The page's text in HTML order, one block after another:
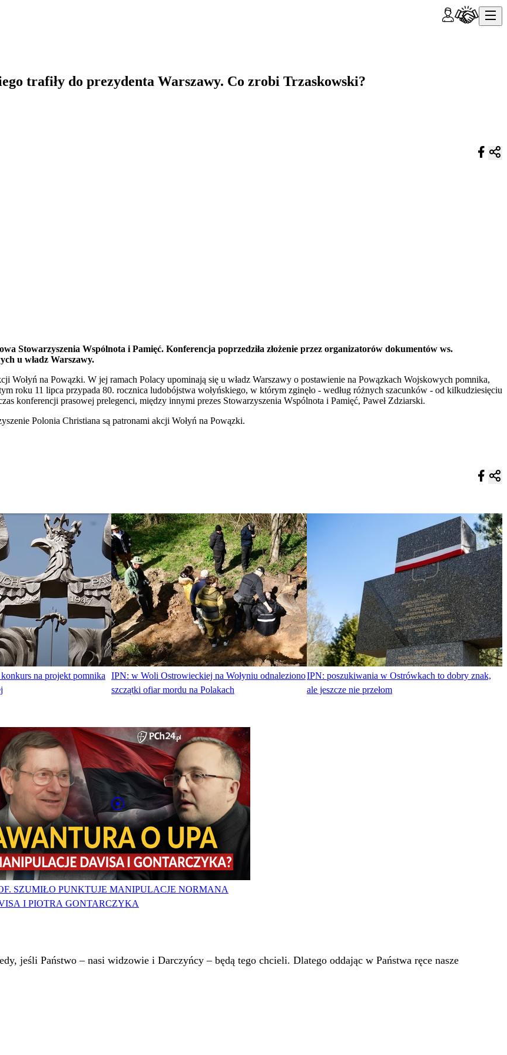
trafiły do prezydenta Warszawy. Co zrobi Trzaskowski?
Stowarzyszenia Wspólnota i Pamięć. Konferencja poprzedziła złożenie przez organizatorów dokumentów ws.
u władz Warszawy.
Wołyń na Powązki. W jej ramach Polacy upominają się u władz Warszawy o postawienie na Powązkach Wojskowych pomnika,
roku 11 lipca przypada 80. rocznica ludobójstwa wołyńskiego, w którym zginęło - według różnych szacunków - od kilkudziesięciu
konferencji prasowej prelegenci, między innymi prezes Stowarzyszenia Wspólnota i Pamięć, Paweł Zdziarski.
Polonia Christiana są patronami akcji Wołyń na Powązki.
na projekt pomnika
IPN: w Woli Ostrowieckiej na Wołyniu odnaleziono
szczątki ofiar mordu na Polakach
IPN: poszukiwania w Ostrówkach to dobry znak,
ale jeszcze nie przełom
SZUMIŁO PUNKTUJE MANIPULACJE NORMANA
I PIOTRA GONTARCZYKA
jeśli Państwo – nasi widzowie i Darczyńcy – będą tego chcieli. Dlatego oddając w Państwa ręce nasze